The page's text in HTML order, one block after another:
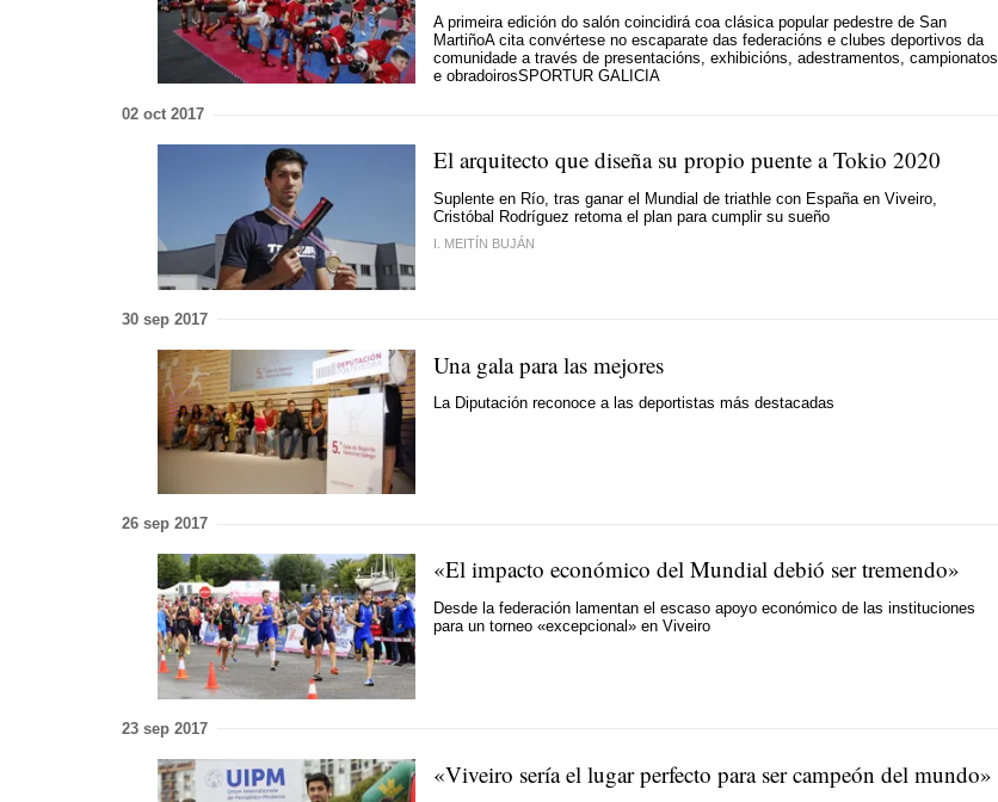
A primeira edición do salón coincidirá coa clásica popular pedestre de San
MartiñoA cita convértese no escaparate das federacións e clubes deportivos da
comunidade a través de presentacións, exhibicións, adestramentos, campionatos
e obradoirosSPORTUR GALICIA
02 oct 2017
El arquitecto que diseña su propio puente a Tokio 2020
Suplente en Río, tras ganar el Mundial de triathle con España en Viveiro,
Cristóbal Rodríguez retoma el plan para cumplir su sueño
I. MEITÍN BUJÁN
30 sep 2017
Una gala para las mejores
La Diputación reconoce a las deportistas más destacadas
26 sep 2017
«El impacto económico del Mundial debió ser tremendo»
Desde la federación lamentan el escaso apoyo económico de las instituciones
para un torneo «excepcional» en Viveiro
23 sep 2017
«Viveiro sería el lugar perfecto para ser campeón del mundo»